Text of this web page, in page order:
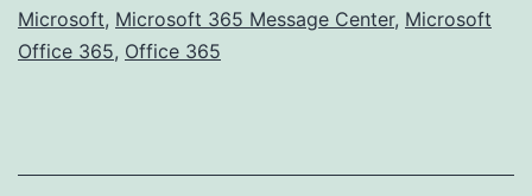
Microsoft, Microsoft 365 Message Center, Microsoft
Office 365, Office 365